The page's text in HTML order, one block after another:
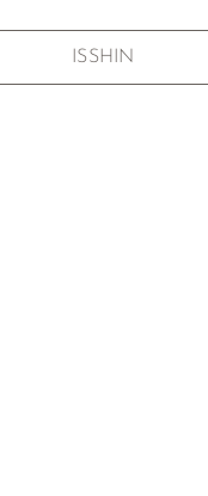
ISSHIN